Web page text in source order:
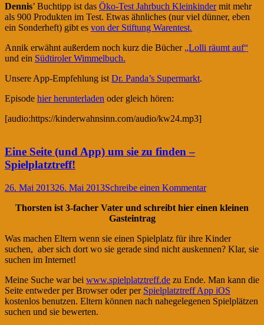
Dennis’ Buchtipp ist das Öko-Test Jahrbuch Kleinkindermit mehr
als 900 Produkten im Test. Etwas ähnliches (nur viel dünner, eben
ein Sonderheft) gibt es von der Stiftung Warentest.
Annik erwähnt außerdem noch kurz die Bücher „Lolli räumt auf“
und ein Südtiroler Wimmelbuch.
Unsere App-Empfehlung ist Dr. Panda’s Supermarkt.
Episode hier herunterladen oder gleich hören:
[audio:https://kinderwahnsinn.com/audio/kw24.mp3]
Eine Seite (und App) um sie zu finden –
Spielplatztreff!
26. Mai 201326. Mai 2013Schreibe einen Kommentar
Thorsten ist 3-facher Vater und schreibt hier einen kleinen
Gasteintrag
Was machen Eltern wenn sie einen Spielplatz für ihre Kinder
suchen, aber sich dort wo sie gerade sind nicht auskennen? Klar, sie
suchen im Internet!
Meine Suche war bei www.spielplatztreff.de zu Ende. Man kann die
Seite entweder per Browser oder per Spielplatztreff App iOS
kostenlos benutzen. Eltern können nach nahegelegenen Spielplätzen
suchen und sie bewerten.